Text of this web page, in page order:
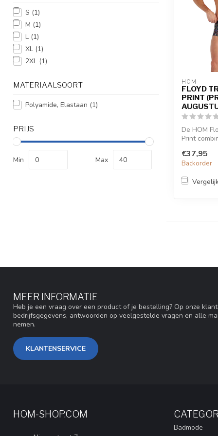
S (1)
M (1)
L (1)
XL (1)
2XL (1)
MATERIAALSOORT
Polyamide, Elastaan (1)
PRIJS
Min Max
HOM
FLOYD
PRINT
De HOM
Print
met o...
€37,95
Backorder
MEER INFORMATIE
Heb je een vraag over een product of je bestelling? Op onze
bedrijfsgegevens, antwoorden op veelgestelde vragen en alle
nemen.
KLANTENSERVICE
HOM-SHOP.COM
Badmode